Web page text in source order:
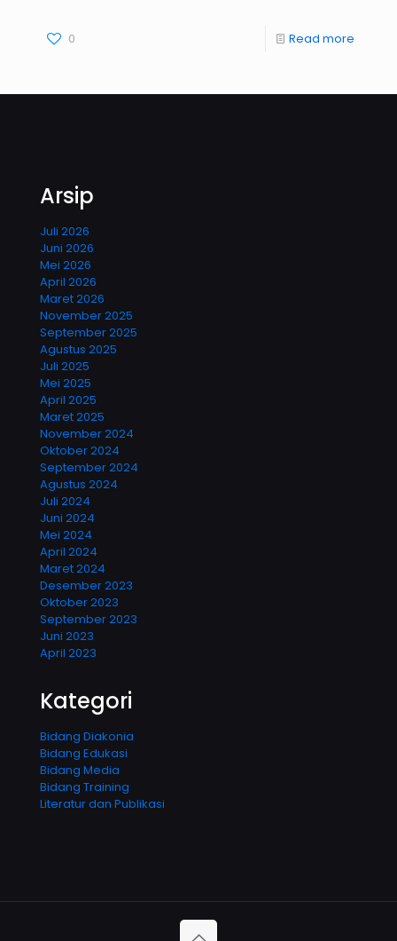
0 Read more
Arsip
Juli 2026
Juni 2026
Mei 2026
April 2026
Maret 2026
November 2025
September 2025
Agustus 2025
Juli 2025
Mei 2025
April 2025
Maret 2025
November 2024
Oktober 2024
September 2024
Agustus 2024
Juli 2024
Juni 2024
Mei 2024
April 2024
Maret 2024
Desember 2023
Oktober 2023
September 2023
Juni 2023
April 2023
Kategori
Bidang Diakonia
Bidang Edukasi
Bidang Media
Bidang Training
Literatur dan Publikasi